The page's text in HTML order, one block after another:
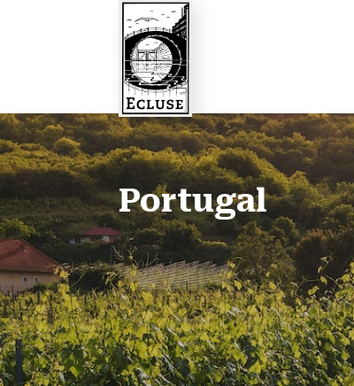
Portugal